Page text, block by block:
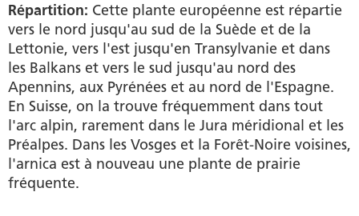
Répartition: Cette plante européenne est répartie
vers le nord jusqu'au sud de la Suède et de la
Lettonie, vers l'est jusqu'en Transylvanie et dans
les Balkans et vers le sud jusqu'au nord des
Apennins, aux Pyrénées et au nord de l'Espagne.
En Suisse, on la trouve fréquemment dans tout
l'arc alpin, rarement dans le Jura méridional et les
Préalpes. Dans les Vosges et la Forêt-Noire voisines,
l'arnica est à nouveau une plante de prairie
fréquente.